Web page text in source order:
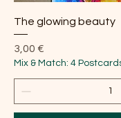
The glowing beauty
Preis
3,00 €
Mix & Match: 4